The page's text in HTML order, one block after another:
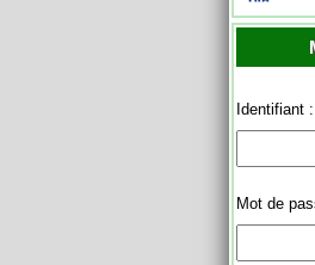
Identifiant :
Mot de